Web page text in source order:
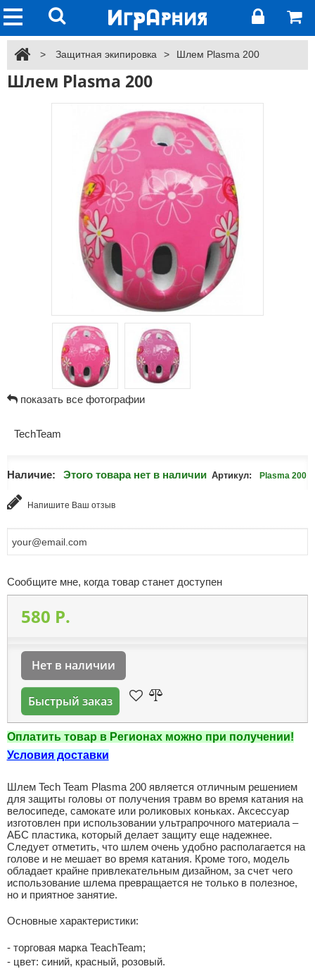
> Защитная экипировка > Шлем Plasma 200
Шлем Plasma 200
показать все фотографии
TechTeam
Наличие: Этого товара нет в наличии Артикул: Plasma 200
Напишите Ваш отзыв
Сообщите мне, когда товар станет доступен
580 P.
Нет в наличии
Быстрый заказ
Оплатить товар в Регионах можно при получении!
Условия доставки
Шлем Tech Team Plasma 200 является отличным решением
для защиты головы от получения травм во время катания на
велосипеде, самокате или роликовых коньках. Аксессуар
изготовлен при использовании ультрапрочного материала –
АБС пластика, который делает защиту еще надежнее.
Следует отметить, что шлем очень удобно располагается на
голове и не мешает во время катания. Кроме того, модель
обладает крайне привлекательным дизайном, за счет чего
использование шлема превращается не только в полезное,
но и приятное занятие.
Основные характеристики:
- торговая марка TeachTeam;
- цвет: синий, красный, розовый.